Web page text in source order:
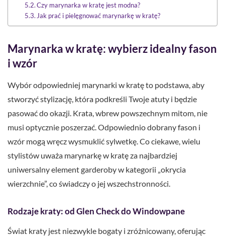
Czy marynarka w kratę jest modna?
Jak prać i pielęgnować marynarkę w kratę?
Marynarka w kratę: wybierz idealny fason
i wzór
Wybór odpowiedniej marynarki w kratę to podstawa, aby
stworzyć stylizację, która podkreśli Twoje atuty i będzie
pasować do okazji. Krata, wbrew powszechnym mitom, nie
musi optycznie poszerzać. Odpowiednio dobrany fason i
wzór mogą wręcz wysmuklić sylwetkę. Co ciekawe, wielu
stylistów uważa marynarkę w kratę za najbardziej
uniwersalny element garderoby w kategorii „okrycia
wierzchnie”, co świadczy o jej wszechstronności.
Rodzaje kraty: od Glen Check do Windowpane
Świat kraty jest niezwykle bogaty i zróżnicowany, oferując